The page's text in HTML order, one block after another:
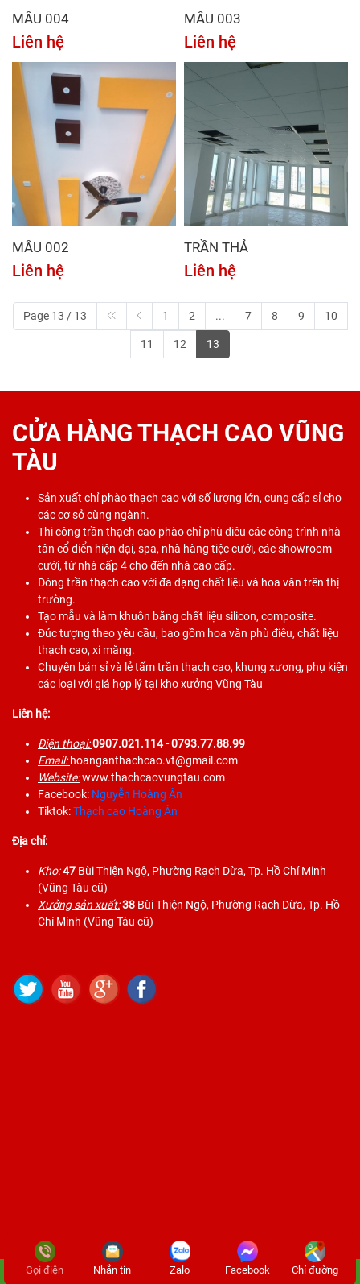
MẪU 004
Liên hệ
MẪU 003
Liên hệ
MẪU 002
Liên hệ
TRẦN THẢ
Liên hệ
Page 13 / 13 1 2 ... 7 8 9 10
11 12 13
CỬA HÀNG THẠCH CAO VŨNG
TÀU
Sản xuất chỉ phào thạch cao với số lượng lớn, cung cấp sỉ cho
các cơ sở cùng ngành.
Thi công trần thạch cao phào chỉ phù điêu các công trình nhà
tân cổ điển hiện đại, spa, nhà hàng tiệc cưới, các showroom
cưới, từ nhà cấp 4 cho đến nhà cao cấp.
Đóng trần thạch cao với đa dạng chất liệu và hoa văn trên thị
trường.
Tạo mẫu và làm khuôn bằng chất liệu silicon, composite.
Đúc tượng theo yêu cầu, bao gồm hoa văn phù điêu, chất liệu
thạch cao, xi măng.
Chuyên bán sỉ và lẻ tấm trần thạch cao, khung xương, phụ kiện
các loại với giá hợp lý tại kho xưởng Vũng Tàu
Liên hệ:
Điện thoại:0907.021.114- 0793.77.88.99
Email: hoanganthachcao.vt@gmail.com
Website:www.thachcaovungtau.com
Facebook: Nguyễn Hoàng Ân
Tiktok:Thạch cao Hoàng Ân
Địa chỉ:
Kho:47 Bùi Thiện Ngộ, Phường Rạch Dừa, Tp. Hồ Chí Minh
(Vũng Tàu cũ)
Xưởng sản xuất:38 Bùi Thiện Ngộ, Phường Rạch Dừa, Tp. Hồ
Chí Minh (Vũng Tàu cũ)
2024 © Copyright Thạch cao vũng tàu. Designed by Nina.vn
Gọi điện Nhắn tin Zalo Facebook Chỉ đường